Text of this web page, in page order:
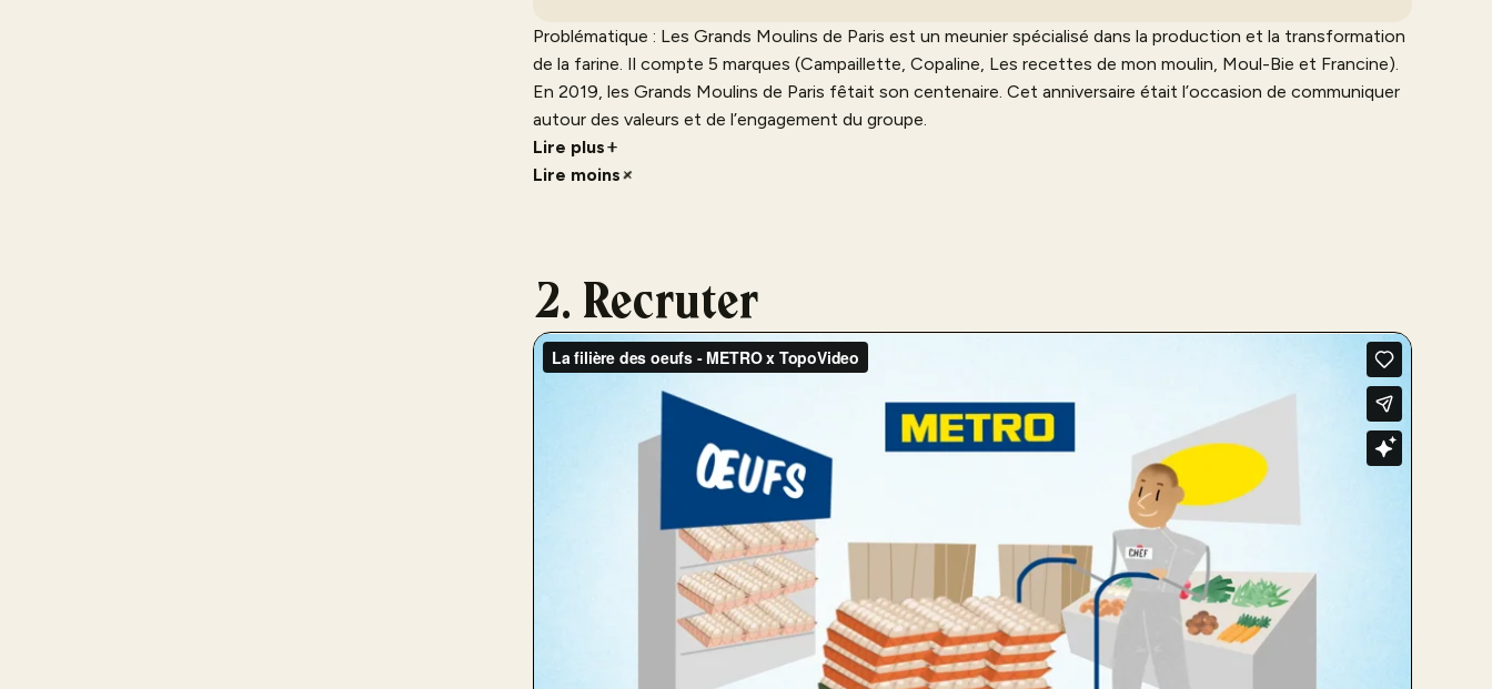
Problématique : Les Grands Moulins de Paris est un meunier spécialisé dans la production et la transformation
de la farine. Il compte 5 marques (Campaillette, Copaline, Les recettes de mon moulin, Moul-Bie et Francine).
En 2019, les Grands Moulins de Paris fêtait son centenaire. Cet anniversaire était l’occasion de communiquer
autour des valeurs et de l’engagement du groupe.
Solution : Nous avons présenté les valeurs du groupe dans un ordre chronologique : du champ à l’assiette.
Nous avons donc insisté sur le savoir-faire meunier depuis 1919, la sélection de blés de qualité, la collaboration
Lire plus
Lire moins
2. Recruter